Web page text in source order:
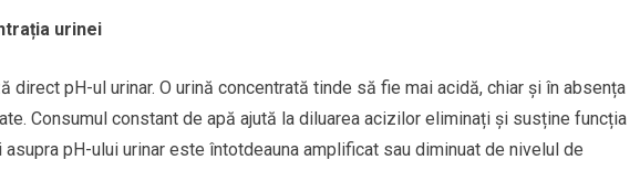
urinei
direct pH-ul urinar. O urină concentrată tinde să fie mai acidă, chiar și în absența
Consumul constant de apă ajută la diluarea acizilor eliminați și susține funcția
pH-ului urinar este întotdeauna amplificat sau diminuat de nivelul de